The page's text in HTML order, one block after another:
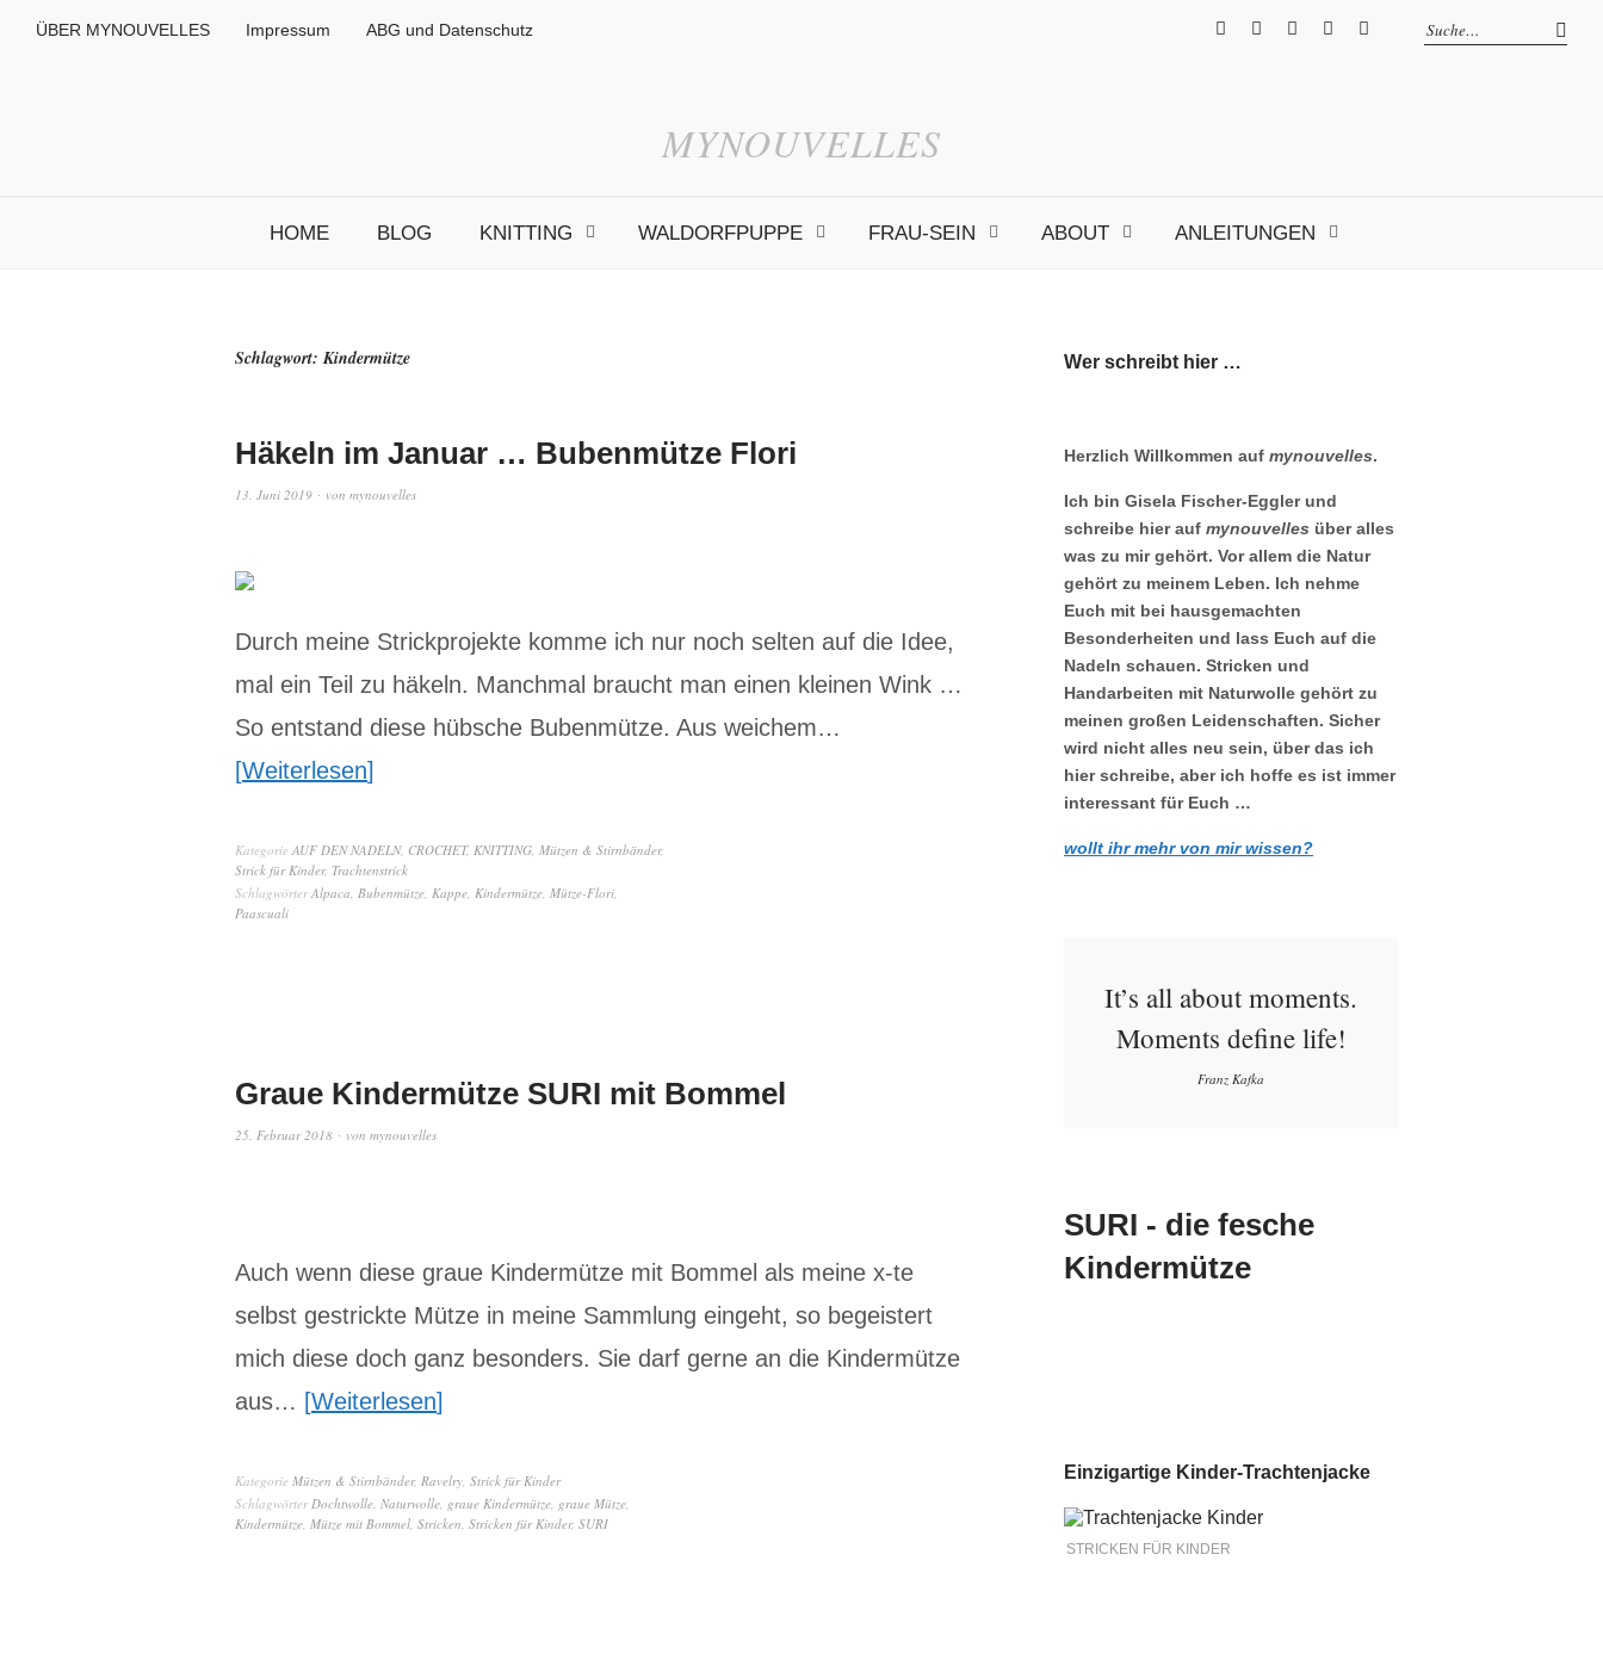
ÜBER MYNOUVELLES Impressum
ABG und Datenschutz
MYNOUVELLES
HOME BLOG KNITTING WALDORFPUPPE FRAU-SEIN ABOUT ANLEITUNGEN
Schlagwort:Kindermütze
Häkeln im Januar … Bubenmütze Flori
13. Juni 2019 von mynouvelles
Durch meine Strickprojekte komme ich nur noch selten auf die Idee,
mal ein Teil zu häkeln. Manchmal braucht man einen kleinen Wink …
So entstand diese hübsche Bubenmütze. Aus weichem…
Weiterlesen
Kategorie AUF DEN NADELN, CROCHET, KNITTING, Mützen & Stirnbänder,
Strick für Kinder, Trachtenstrick
SchlagwörterAlpaca, Bubenmütze, Kappe, Kindermütze, Mütze-Flori,
Paascuali
Graue Kindermütze SURI mit Bommel
25. Februar 2018 von mynouvelles
Auch wenn diese graue Kindermütze mit Bommel als meine x-te
selbst gestrickte Mütze in meine Sammlung eingeht, so begeistert
mich diese doch ganz besonders. Sie darf gerne an die Kindermütze
aus…
Weiterlesen
Kategorie Mützen & Stirnbänder, Ravelry, Strick für Kinder
SchlagwörterDochtwolle. Naturwolle, graue Kindermütze, graue Mütze,
Kindermütze, Mütze mit Bommel, Stricken, Stricken für Kinder, SURI
Wer schreibt hier …
Herzlich Willkommen auf mynouvelles.
Ich bin Gisela Fischer-Eggler und
schreibe hier auf mynouvelles über alles
was zu mir gehört. Vor allem die Natur
gehört zu meinem Leben. Ich nehme
Euch mit bei hausgemachten
Besonderheiten und lass Euch auf die
Nadeln schauen. Stricken und
Handarbeiten mit Naturwolle gehört zu
meinen großen Leidenschaften. Sicher
wird nicht alles neu sein, über das ich
hier schreibe, aber ich hoffe es ist immer
interessant für Euch …
wollt ihr mehr von mir wissen?
It’s all about moments.
Moments define life!
Franz Kafka
SURI - die fesche
Kindermütze
Einzigartige Kinder-Trachtenjacke
STRICKEN FÜR KINDER